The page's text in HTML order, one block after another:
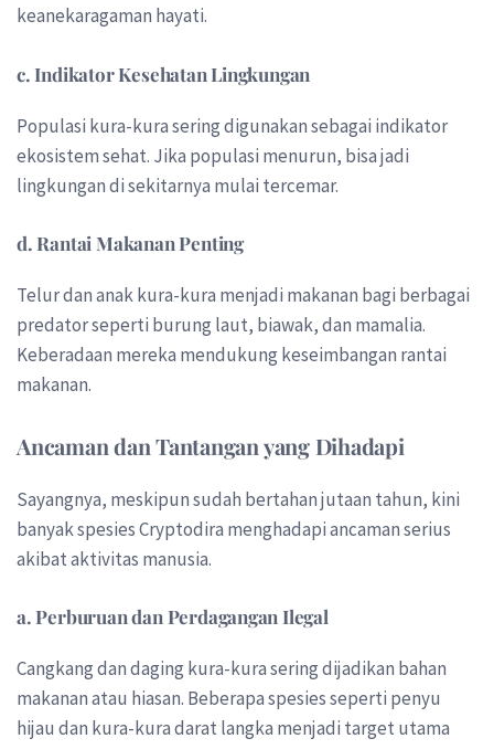
keanekaragaman hayati.
c. Indikator Kesehatan Lingkungan
Populasi kura-kura sering digunakan sebagai indikator
ekosistem sehat. Jika populasi menurun, bisa jadi
lingkungan di sekitarnya mulai tercemar.
d. Rantai Makanan Penting
Telur dan anak kura-kura menjadi makanan bagi berbagai
predator seperti burung laut, biawak, dan mamalia.
Keberadaan mereka mendukung keseimbangan rantai
makanan.
Ancaman dan Tantangan yang Dihadapi
Sayangnya, meskipun sudah bertahan jutaan tahun, kini
banyak spesies Cryptodira menghadapi ancaman serius
akibat aktivitas manusia.
a. Perburuan dan Perdagangan Ilegal
Cangkang dan daging kura-kura sering dijadikan bahan
makanan atau hiasan. Beberapa spesies seperti penyu
hijau dan kura-kura darat langka menjadi target utama